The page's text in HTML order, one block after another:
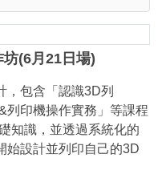
(6月21日場)
，包含「認識3D列
列印機操作實務」等課程
知識，並透過系統化的
始設計並列印自己的3D